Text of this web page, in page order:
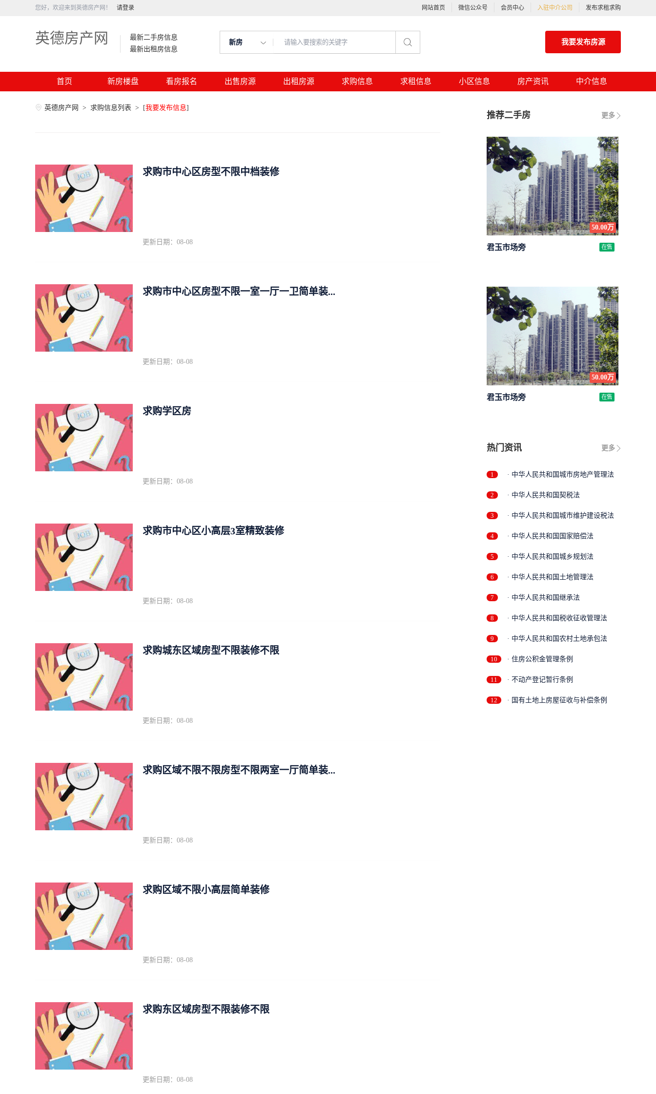
您好，欢迎来到英德房产网！ 请登录 网站首页 微信公众号 会员中心 入驻中介公司 发布求租求购
英德房产网
最新二手房信息
最新出租房信息
新房 我要发布房源
首页 新房楼盘 看房报名 出售房源 出租房源 求购信息 求租信息 小区信息 房产资讯 中介信息
英德房产网 > 求购信息列表 > [我要发布信息]
求购市中心区房型不限中档装修
更新日期：08-08
求购市中心区房型不限一室一厅一卫简单装...
更新日期：08-08
求购学区房
更新日期：08-08
求购市中心区小高层3室精致装修
更新日期：08-08
求购城东区域房型不限装修不限
更新日期：08-08
求购区域不限不限房型不限两室一厅简单装...
更新日期：08-08
求购区域不限小高层简单装修
更新日期：08-08
求购东区域房型不限装修不限
更新日期：08-08
更多
推荐二手房
50.00万
君玉市场旁 在售
50.00万
君玉市场旁 在售
更多
热门资讯
1 · 中华人民共和国城市房地产管理法
2 · 中华人民共和国契税法
3 · 中华人民共和国城市维护建设税法
4 · 中华人民共和国国家赔偿法
5 · 中华人民共和国城乡规划法
6 · 中华人民共和国土地管理法
7 · 中华人民共和国继承法
8 · 中华人民共和国税收征收管理法
9 · 中华人民共和国农村土地承包法
10 · 住房公积金管理条例
11 · 不动产登记暂行条例
12 · 国有土地上房屋征收与补偿条例